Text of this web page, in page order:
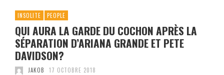
INSOLITE PEOPLE
QUI AURA LA GARDE DU COCHON APRÈS LA
SÉPARATION D’ARIANA GRANDE ET PETE
DAVIDSON?
JAKOB 17 OCTOBRE 2018